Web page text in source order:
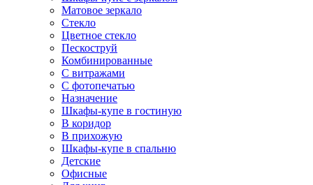
Матовое зеркало
Стекло
Цветное стекло
Пескоструй
Комбинированные
С витражами
С фотопечатью
Назначение
Шкафы-купе в гостиную
В коридор
В прихожую
Шкафы-купе в спальню
Детские
Офисные